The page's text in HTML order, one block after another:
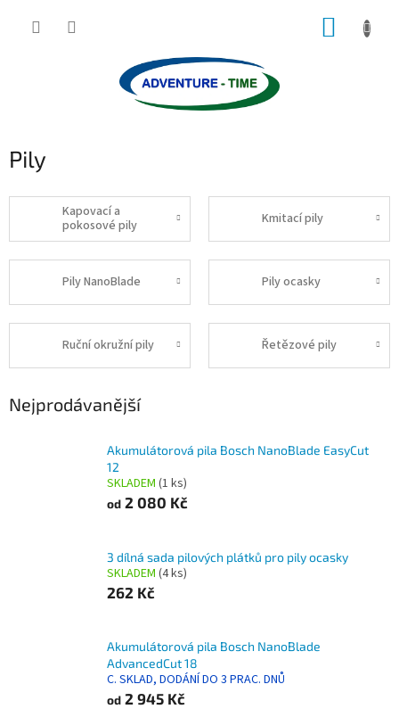
Pily
Kapovací a
pokosové pily
Kmitací pily
Pily NanoBlade Pily ocasky
Ruční okružní pily Řetězové pily
Nejprodávanější
Akumulátorová pila Bosch NanoBlade EasyCut
12
SKLADEM (1 ks)
od 2 080 Kč
3 dílná sada pilových plátků pro pily ocasky
SKLADEM (4 ks)
262 Kč
Akumulátorová pila Bosch NanoBlade
AdvancedCut 18
C. SKLAD, DODÁNÍ DO 3 PRAC. DNŮ
od 2 945 Kč